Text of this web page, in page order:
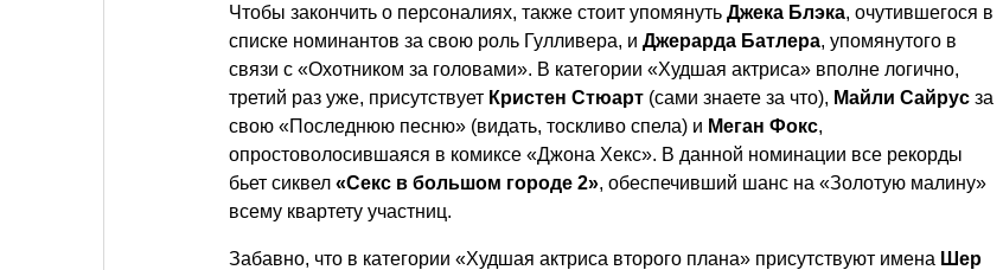
Чтобы закончить о персоналиях, также стоит упомянуть Джека Блэка, очутившегося в
списке номинантов за свою роль Гулливера, и Джерарда Батлера, упомянутого в
связи с «Охотником за головами». В категории «Худшая актриса» вполне логично,
третий раз уже, присутствует Кристен Стюарт (сами знаете за что), Майли Сайрус за
свою «Последнюю песню» (видать, тоскливо спела) и Меган Фокс,
опростоволосившаяся в комиксе «Джона Хекс». В данной номинации все рекорды
бьет сиквел «Секс в большом городе 2», обеспечивший шанс на «Золотую малину»
всему квартету участниц.
Забавно, что в категории «Худшая актриса второго плана» присутствуют имена Шер